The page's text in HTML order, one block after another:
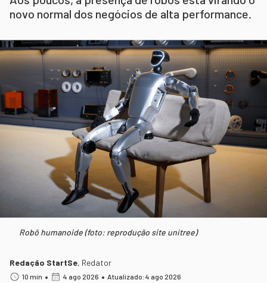
novo normal dos negócios de alta performance.
Robô humanoide (foto: reprodução site unitree)
Redação StartSe, Redator
10 min • 4 ago 2026 • Atualizado: 4 ago 2026